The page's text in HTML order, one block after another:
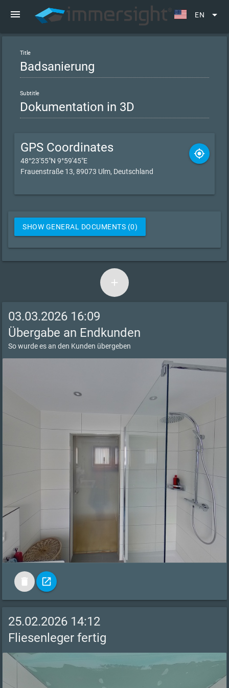
EN arrow_drop_down
menu
Title
Subtitle
GPS Coordinates
48°23'55"N 9°59'45"E
Frauenstraße 13, 89073 Ulm, Deutschland
gps_fixed
SHOW GENERAL DOCUMENTS (0)
add
03.03.2026 16:09
Übergabe an Endkunden
So wurde es an den Kunden übergeben
delete open_in_new
25.02.2026 14:12
Fliesenleger fertig